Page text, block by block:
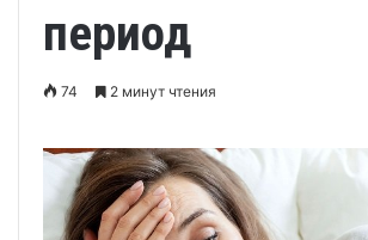
период
74 2 минут чтения